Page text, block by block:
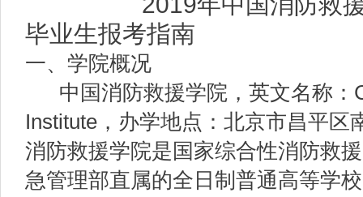
毕业生报考指南
一、学院概况
中国消防救援学院，英文名称：
Institute，办学地点：北京市昌平区
消防救援学院是国家综合性消防救
急管理部直属的全日制普通高等学